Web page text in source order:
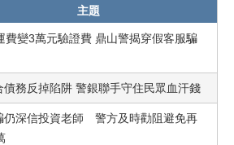
主題
費變3萬元驗證費 鼎山警揭穿假客服騙
債務反掉陷阱 警銀聯手守住民眾血汗錢
仍深信投資老師 警方及時勸阻避免再